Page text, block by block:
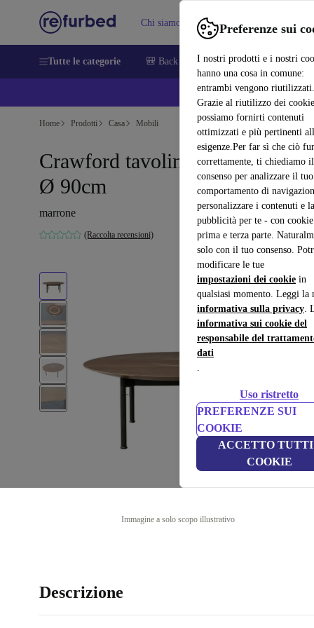
Preferenze sui
I nostri prodotti e i nostri
hanno una cosa in comune:
entrambi vengono riutilizzati.
Grazie al riutilizzo dei
possiamo fornirti contenuti
ottimizzati e più pertinenti
esigenze.Per far sì che ciò
correttamente, ti chiediamo il
consenso per analizzare il tuo
comportamento di
personalizzare i contenuti e la
pubblicità per te - con
prima e terza parte.
solo con il tuo consenso.
modificare le tue
impostazioni dei cookie in
qualsiasi momento. Leggi la
informativa sulla privacy.
informativa sui cookie del
responsabile del
dati
.
Uso ristretto
PREFERENZE SUI
COOKIE
ACCETTO
COOKIE
Chi siamo Vendere Assistenza
Tutte le categorie 🎒 Back to school Smartphone
💰
Home Prodotti Casa Mobili
Crawford tavolino da caffè noce
Ø 90cm
marrone
(Raccolta recensioni)
Immagine a solo scopo illustrativo
Descrizione